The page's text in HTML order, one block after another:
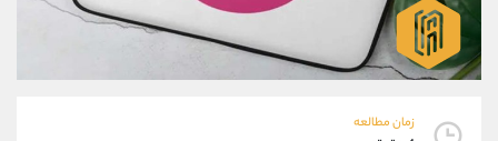
زمان مطالعه
09194198792
واتساپ شروع گفتگو
تلگرام